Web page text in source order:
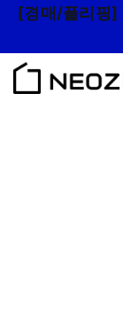
Skip
content
[경매/플리핑]